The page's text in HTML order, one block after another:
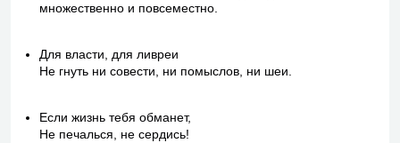
множественно и повсеместно.
Для власти, для ливреи
Не гнуть ни совести, ни помыслов, ни шеи.
Если жизнь тебя обманет,
Не печалься, не сердись!